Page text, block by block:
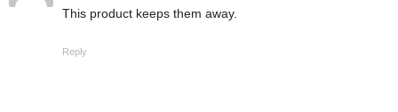
This product keeps them away.
Reply